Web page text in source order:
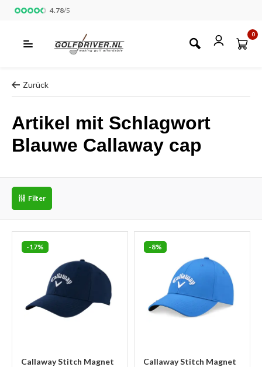
4.78/5
0
Zurück
Artikel mit Schlagwort
Blauwe Callaway cap
Filter
-17%
Callaway Stitch Magnet
-8%
Callaway Stitch Magnet